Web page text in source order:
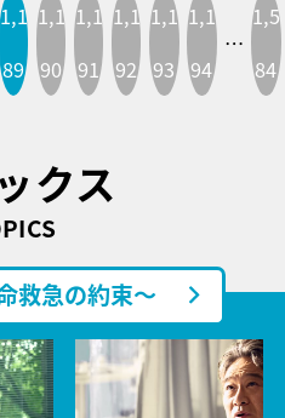
1,1
89
1,1
90
1,1
91
1,1
92
1,1
93
1,1
94
…
1,5
84
クス
救急の約束～